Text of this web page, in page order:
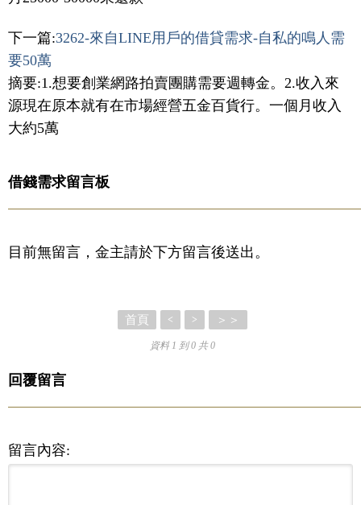
下一篇:3262-來自LINE用戶的借貸需求-自私的鳴人需
要50萬
摘要:1.想要創業網路拍賣團購需要週轉金。2.收入來
源現在原本就有在市場經營五金百貨行。一個月收入
大約5萬
借錢需求留言板
目前無留言，金主請於下方留言後送出。
首頁 < > ＞＞
資料 1 到 0 共 0
回覆留言
留言內容: